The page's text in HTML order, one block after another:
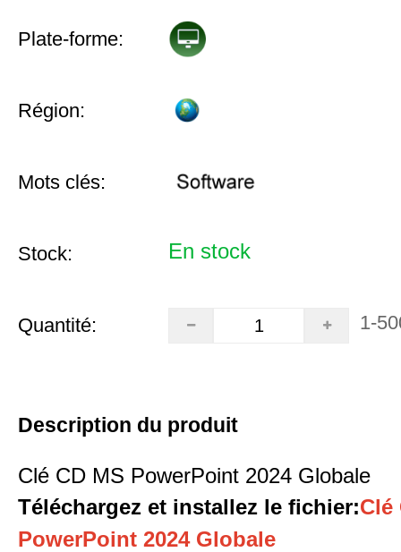
Plate-forme:
Région:
Mots clés:
Stock: En stock
Quantité: 1-
Description du produit
Clé CD MS PowerPoint 2024 Globale
Téléchargez et installez le fichier:Clé
PowerPoint 2024 Globale